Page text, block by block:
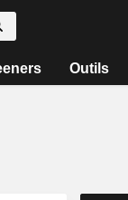
Outils